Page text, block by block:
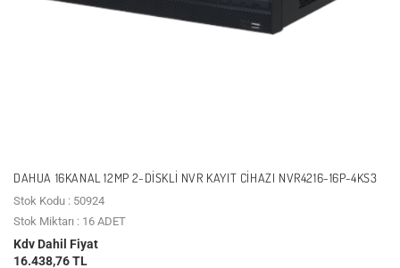
DAHUA 16KANAL 12MP 2-DISKLI NVR KAYIT CIHAZI NVR4216-16P-4KS3
Stok Kodu : 50924
Stok Miktarı : 16 ADET
Kdv Dahil Fiyat
16.438,76 TL